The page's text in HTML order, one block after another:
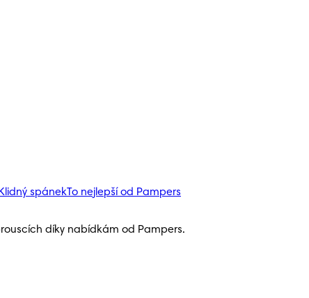
Klidný spánekTo nejlepší od Pampers
díky nabídkám od Pampers.